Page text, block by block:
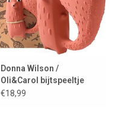
Donna Wilson /
Oli&Carol bijtspeeltje
Cyril Squirrel Fox
€18,99